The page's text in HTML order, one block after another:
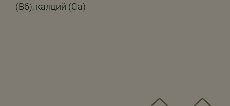
(B6), калций (Ca)